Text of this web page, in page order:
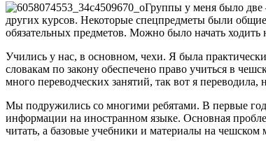
Группы у меня было две
других курсов. Некоторые спецпредметы были
обязательных предметов. Можно было начать ходить
Учились у нас, в основном, чехи. Я была
словакам по закону обеспечено право учиться в
много переводческих занятий, так вот я
Мы подружились со многими ребятами. В первые
информации на иностранном языке. Основная
читать, а базовые учебники и материалы на